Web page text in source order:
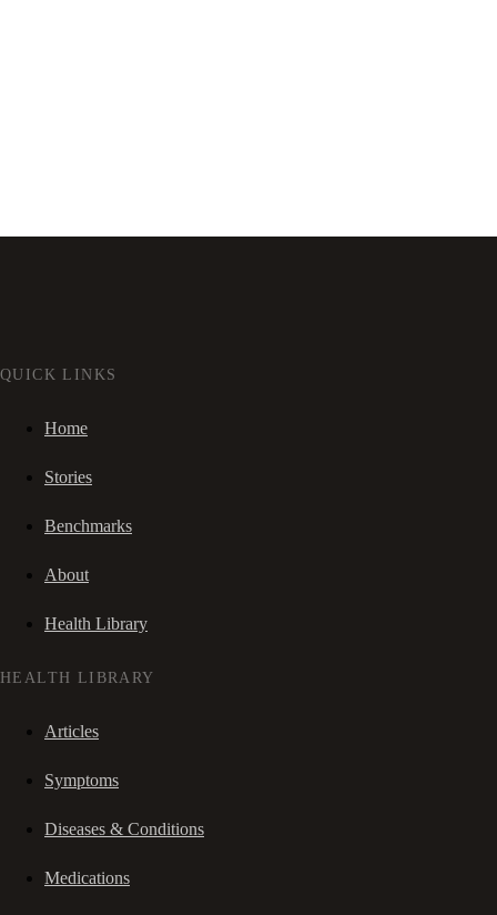
QUICK LINKS
Home
Stories
Benchmarks
About
Health Library
HEALTH LIBRARY
Articles
Symptoms
Diseases & Conditions
Medications